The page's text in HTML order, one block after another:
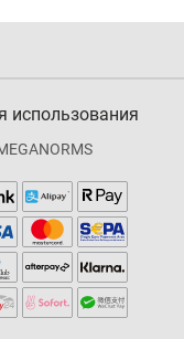
использования